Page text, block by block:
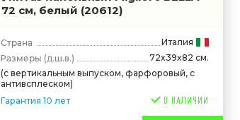
72 см, белый (20612)
Италия
(д.ш.в.)
72x39x82 см.
(с вертикальным выпуском, фарфоровый, с
антивсплеском)
Гарантия 10 лет